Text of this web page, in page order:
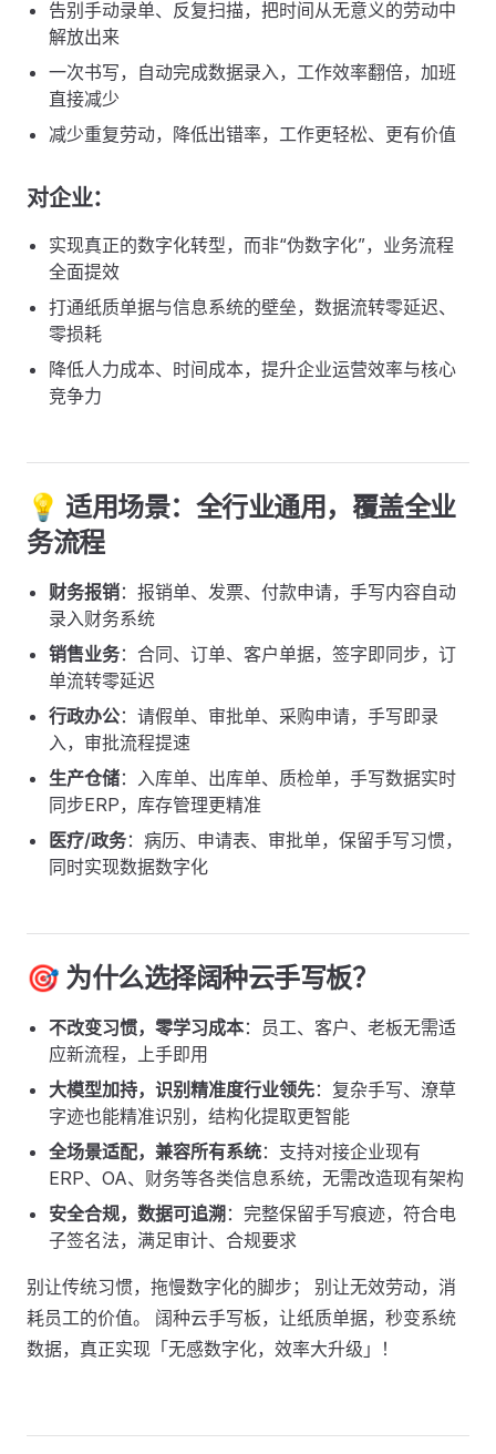
告别手动录单、反复扫描，把时间从无意义的劳动中
解放出来
一次书写，自动完成数据录入，工作效率翻倍，加班
直接减少
减少重复劳动，降低出错率，工作更轻松、更有价值
对企业：
实现真正的数字化转型，而非“伪数字化”，业务流程
全面提效
打通纸质单据与信息系统的壁垒，数据流转零延迟、
零损耗
降低人力成本、时间成本，提升企业运营效率与核心
竞争力
💡 适用场景：全行业通用，覆盖全业
务流程
财务报销：报销单、发票、付款申请，手写内容自动
录入财务系统
销售业务：合同、订单、客户单据，签字即同步，订
单流转零延迟
行政办公：请假单、审批单、采购申请，手写即录
入，审批流程提速
生产仓储：入库单、出库单、质检单，手写数据实时
同步ERP，库存管理更精准
医疗/政务：病历、申请表、审批单，保留手写习惯，
同时实现数据数字化
🎯 为什么选择阔种云手写板？
不改变习惯，零学习成本：员工、客户、老板无需适
应新流程，上手即用
大模型加持，识别精准度行业领先：复杂手写、潦草
字迹也能精准识别，结构化提取更智能
全场景适配，兼容所有系统：支持对接企业现有
ERP、OA、财务等各类信息系统，无需改造现有架构
安全合规，数据可追溯：完整保留手写痕迹，符合电
子签名法，满足审计、合规要求
别让传统习惯，拖慢数字化的脚步； 别让无效劳动，消
耗员工的价值。 阔种云手写板，让纸质单据，秒变系统
数据，真正实现「无感数字化，效率大升级」！